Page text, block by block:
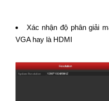
Xác nhận độ phân giải
VGA hay là HDMI